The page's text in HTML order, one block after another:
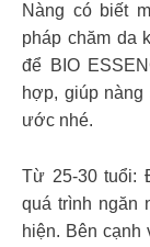
Nàng có biết
pháp chăm da
để BIO
hợp, giúp
ước nhé.
Từ 25-30 tuổi:
quá trình ngăn
hiện. Bên